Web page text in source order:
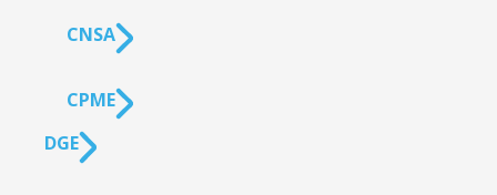
CNSA
CPME
DGE